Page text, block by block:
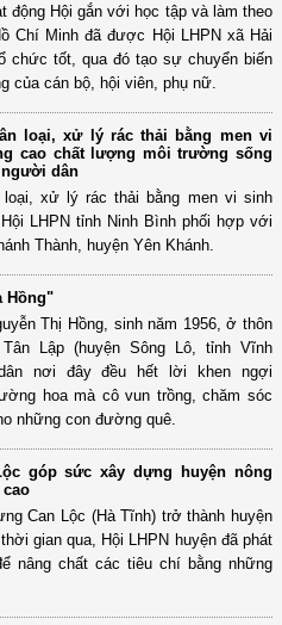
động Hội gắn với học tập và làm theo
Chí Minh đã được Hội LHPN xã Hải
chức tốt, qua đó tạo sự chuyển biến
của cán bộ, hội viên, phụ nữ.
loại, xử lý rác thải bằng men vi
cao chất lượng môi trường sống
dân
loại, xử lý rác thải bằng men vi sinh
LHPN tỉnh Ninh Bình phối hợp với
Thành, huyện Yên Khánh.
Hồng"
Thị Hồng, sinh năm 1956, ở thôn
Lập (huyện Sông Lô, tỉnh Vĩnh
nơi đây đều hết lời khen ngợi
hoa mà cô vun trồng, chăm sóc
những con đường quê.
góp sức xây dựng huyện nông
Can Lộc (Hà Tĩnh) trở thành huyện
gian qua, Hội LHPN huyện đã phát
nâng chất các tiêu chí bằng những